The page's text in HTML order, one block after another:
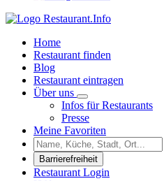
Home
Restaurant finden
Blog
Restaurant eintragen
Über uns
Infos für Restaurants
Presse
Meine Favoriten
Barrierefreiheit
Restaurant Login